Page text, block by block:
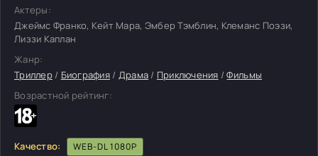
Актеры:
Джеймс Франко, Кейт Мара, Эмбер Тэмблин, Клеманс Поэзи,
Лиззи Каплан
Жанр:
Триллер/ Биография/ Драма / Приключения /Фильмы
Возрастной рейтинг:
Качество: WEB-DL 1080P